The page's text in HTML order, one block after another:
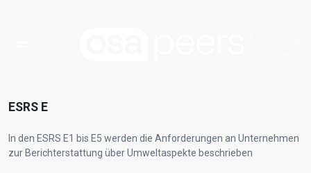
ESRS E
In den ESRS E1 bis E5 werden die Anforderungen an Unternehmen
zur Berichterstattung über Umweltaspekte beschrieben